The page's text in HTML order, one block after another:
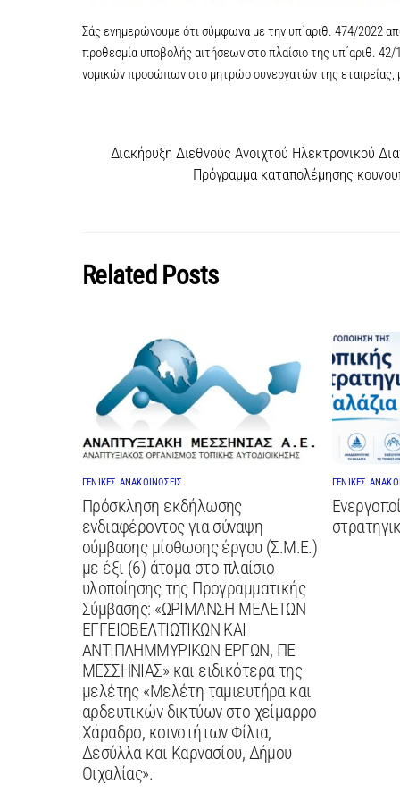
Σάς ενημερώνουμε ότι σύμφωνα με την υπ΄αριθ. 474/2022
προθεσμία υποβολής αιτήσεων στο πλαίσιο της υπ΄αριθ.
νομικών προσώπων στο μητρώο συνεργατών της εταιρείας,
Διακήρυξη Διεθνούς Ανοιχτού Ηλεκτρονικού
Πρόγραμμα καταπολέμησης
Related Posts
ΓΕΝΙΚΕΣ ΑΝΑΚΟΙΝΩΣΕΙΣ
Πρόσκληση εκδήλωσης
ενδιαφέροντος για σύναψη
σύμβασης μίσθωσης έργου (Σ.Μ.Ε.)
με έξι (6) άτομα στο πλαίσιο
υλοποίησης της Προγραμματικής
Σύμβασης: «ΩΡΙΜΑΝΣΗ ΜΕΛΕΤΩΝ
ΕΓΓΕΙΟΒΕΛΤΙΩΤΙΚΩΝ ΚΑΙ
ΑΝΤΙΠΛΗΜΜΥΡΙΚΩΝ ΕΡΓΩΝ, ΠΕ
ΜΕΣΣΗΝΙΑΣ» και ειδικότερα της
μελέτης «Μελέτη ταμιευτήρα και
αρδευτικών δικτύων στο χείμαρρο
Χάραδρο, κοινοτήτων Φίλια,
Δεσύλλα και Καρνασίου, Δήμου
Οιχαλίας».
ΓΕΝΙΚΕΣ